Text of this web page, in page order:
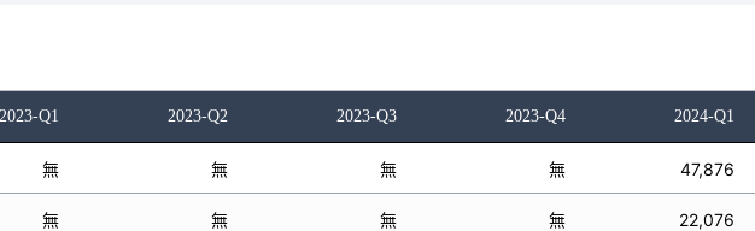
2023-Q1 2023-Q2 2023-Q3 2023-Q4 2024-Q1
無 無 無 無 47,876
無 無 無 無 22,076